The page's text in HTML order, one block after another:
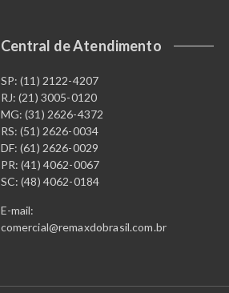
Central de Atendimento
SP: (11) 2122-4207
RJ: (21) 3005-0120
MG: (31) 2626-4372
RS: (51) 2626-0034
DF: (61) 2626-0029
PR: (41) 4062-0067
SC: (48) 4062-0184
E-mail:
comercial@remaxdobrasil.com.br